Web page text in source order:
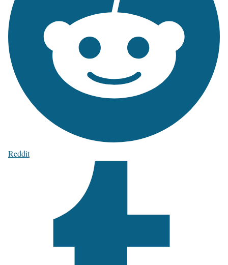
Reddit